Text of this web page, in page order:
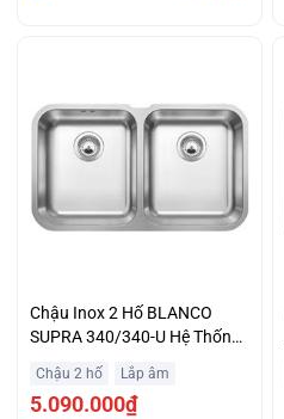
Chậu Inox 2 Hố BLANCO
SUPRA 340/340-U Hệ Thống
Thoát Thải Siphon Khuyến
Mại Sốc
Chậu 2 hố Lắp âm
5.090.000₫